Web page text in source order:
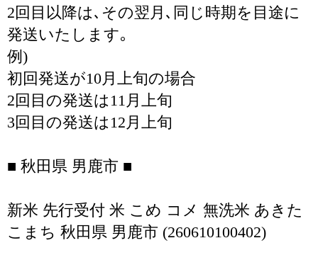
2回目以降は､その翌月､同じ時期を目途に
発送いたします｡
例)
初回発送が10月上旬の場合
2回目の発送は11月上旬
3回目の発送は12月上旬
■ 秋田県 男鹿市 ■
新米 先行受付 米 こめ コメ 無洗米 あきた
こまち 秋田県 男鹿市 (260610100402)